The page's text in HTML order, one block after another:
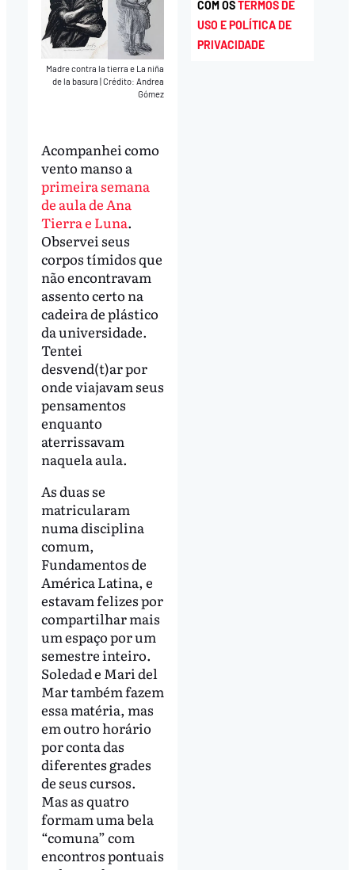
Madre contra la tierra e La niña
de la basura|Crédito: Andrea
Gómez
Acompanhei como
vento manso a
primeira semana
de aula de Ana
Tierra e Luna.
Observei seus
corpos tímidos que
não encontravam
assento certo na
cadeira de plástico
da universidade.
Tentei
desvend(t)ar por
onde viajavam seus
pensamentos
enquanto
aterrissavam
naquela aula.
As duas se
matricularam
numa disciplina
comum,
Fundamentos de
América Latina, e
estavam felizes por
compartilhar mais
um espaço por um
semestre inteiro.
Soledad e Mari del
Mar também fazem
essa matéria, mas
em outro horário
por conta das
diferentes grades
de seus cursos.
Mas as quatro
formam uma bela
“comuna” com
encontros pontuais
COM OSTERMOS DE
USO E POLÍTICA DE
PRIVACIDADE